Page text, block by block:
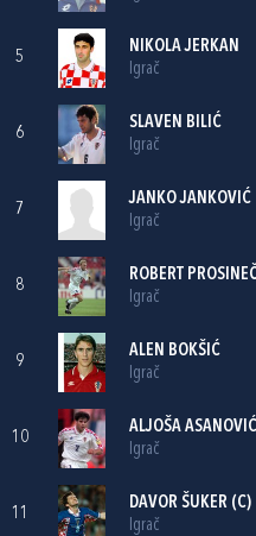
5
NIKOLA JERKAN
Igrač
6
SLAVEN BILIĆ
Igrač
7
JANKO JANKOVIĆ
Igrač
8
ROBERT
Igrač
9
ALEN BOKŠIĆ
Igrač
10
ALJOŠA ASANOVIĆ
Igrač
11
DAVOR ŠUKER (C)
Igrač